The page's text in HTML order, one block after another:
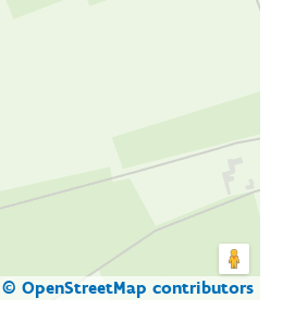
© OpenStreetMap contributors